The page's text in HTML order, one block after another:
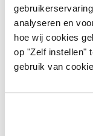
analyseren en
hoe wij cookies
op "Zelf instellen"
gebruik van
Post-Covid
Informatie voor
klachten hebben
coronavaccinatie